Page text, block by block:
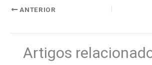
ANTERIOR
Artigos